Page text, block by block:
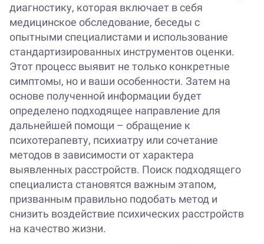
диагностику, которая включает в себя
медицинское обследование, беседы с
опытными специалистами и использование
стандартизированных инструментов оценки.
Этот процесс выявит не только конкретные
симптомы, но и ваши особенности. Затем на
основе полученной информации будет
определено подходящее направление для
дальнейшей помощи – обращение к
психотерапевту, психиатру или сочетание
методов в зависимости от характера
выявленных расстройств. Поиск подходящего
специалиста становятся важным этапом,
призванным правильно подобать метод и
снизить воздействие психических расстройств
на качество жизни.